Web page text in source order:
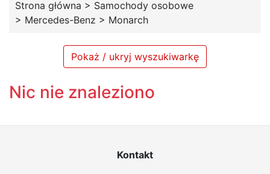
Strona główna > Samochody osobowe
> Mercedes-Benz > Monarch
Pokaż / ukryj wyszukiwarkę
Nic nie znaleziono
Kontakt